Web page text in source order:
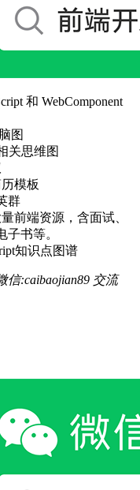
和 WebComponent
图
关思维图
模板
群
前端资源，含面试、
子书等。
知识点图谱
:caibaojian89 交流